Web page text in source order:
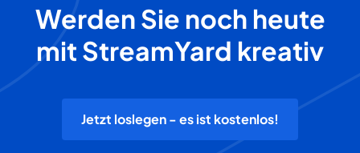
Werden Sie noch heute
mit StreamYard kreativ
Jetzt loslegen - es ist kostenlos!